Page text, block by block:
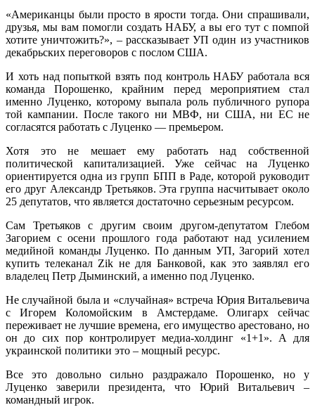
«Американцы были просто в ярости тогда. Они спрашивали,
друзья, мы вам помогли создать НАБУ, а вы его тут с помпой
хотите уничтожить?», – рассказывает УП один из участников
декабрьских переговоров с послом США.
И хоть над попыткой взять под контроль НАБУ работала вся
команда Порошенко, крайним перед мероприятием стал
именно Луценко, которому выпала роль публичного рупора
той кампании. После такого ни МВФ, ни США, ни ЕС не
согласятся работать с Луценко — премьером.
Хотя это не мешает ему работать над собственной
политической капитализацией. Уже сейчас на Луценко
ориентируется одна из групп БПП в Раде, которой руководит
его друг Александр Третьяков. Эта группа насчитывает около
25 депутатов, что является достаточно серьезным ресурсом.
Сам Третьяков с другим своим другом-депутатом Глебом
Загорием с осени прошлого года работают над усилением
медийной команды Луценко. По данным УП, Загорий хотел
купить телеканал Zik не для Банковой, как это заявлял его
владелец Петр Дыминский, а именно под Луценко.
Не случайной была и «случайная» встреча Юрия Витальевича
с Игорем Коломойским в Амстердаме. Олигарх сейчас
переживает не лучшие времена, его имущество арестовано, но
он до сих пор контролирует медиа-холдинг «1+1». А для
украинской политики это – мощный ресурс.
Все это довольно сильно раздражало Порошенко, но у
Луценко заверили президента, что Юрий Витальевич –
командный игрок.